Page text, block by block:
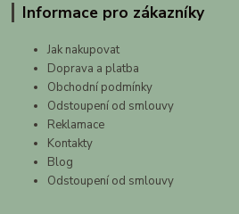
Informace pro zákazníky
Jak nakupovat
Doprava a platba
Obchodní podmínky
Odstoupení od smlouvy
Reklamace
Kontakty
Blog
Odstoupení od smlouvy